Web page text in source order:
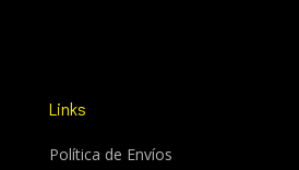
Links
Política de Envíos